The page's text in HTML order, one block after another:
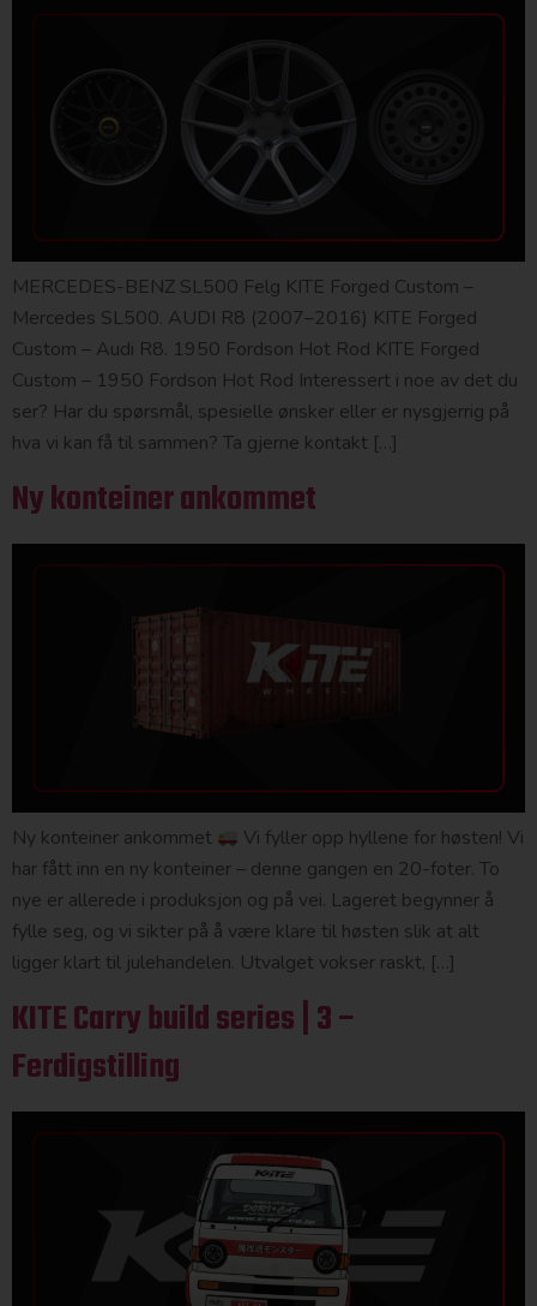
MERCEDES-BENZ SL500 Felg KITE Forged Custom –
Mercedes SL500. AUDI R8 (2007–2016) KITE Forged
Custom – Audi R8. 1950 Fordson Hot Rod KITE Forged
Custom – 1950 Fordson Hot Rod Interessert i noe av det du
ser? Har du spørsmål, spesielle ønsker eller er nysgjerrig på
hva vi kan få til sammen? Ta gjerne kontakt […]
Ny konteiner ankommet
Ny konteiner ankommet
Vi fyller opp hyllene for høsten! Vi
har fått inn en ny konteiner – denne gangen en 20-foter. To
nye er allerede i produksjon og på vei. Lageret begynner å
fylle seg, og vi sikter på å være klare til høsten slik at alt
ligger klart til julehandelen. Utvalget vokser raskt, […]
KITE Carry build series | 3 –
Ferdigstilling